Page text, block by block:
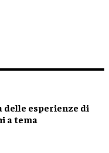
esperienze di
a tema